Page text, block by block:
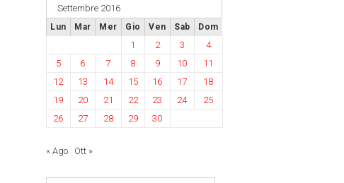
Settembre 2016
Lun Mar Mer Gio Ven Sab Dom
1 2 3
4
5
6 7 8 9 10
11
12
13 14 15 16 17
18
19
20 21 22 23 24
25
26
27 28 29 30
« Ago Ott »